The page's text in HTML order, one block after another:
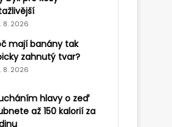
8. 2026
mají banány tak
zahnutý tvar?
8. 2026
hlavy o zeď
až 150 kalorií za